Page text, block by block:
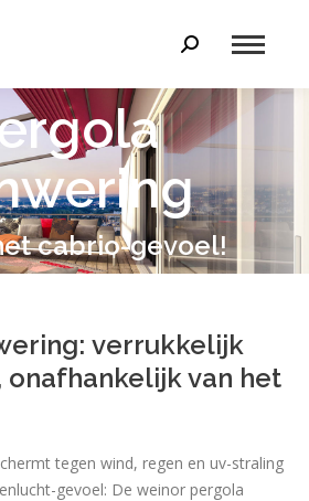
Zoeken:
cabrio-gevoel!
Je bent hier:
verrukkelijk
onafhankelijk van het
tegen wind, regen en uv-straling
gevoel: De weinor pergola